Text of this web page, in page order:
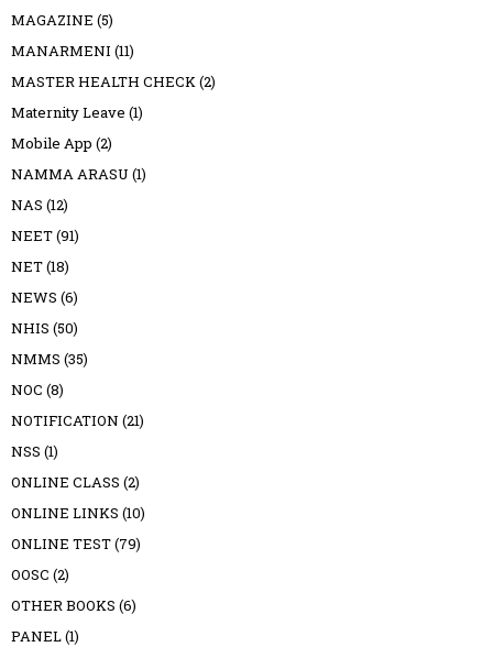
MAGAZINE (5)
MANARMENI (11)
MASTER HEALTH CHECK(2)
Maternity Leave (1)
Mobile App (2)
NAMMA ARASU (1)
NAS (12)
NEET(91)
NET(18)
NEWS (6)
NHIS (50)
NMMS (35)
NOC (8)
NOTIFICATION (21)
NSS (1)
ONLINE CLASS (2)
ONLINE LINKS (10)
ONLINE TEST(79)
OOSC (2)
OTHER BOOKS (6)
PANEL(1)